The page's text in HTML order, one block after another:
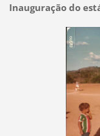
Inauguração do